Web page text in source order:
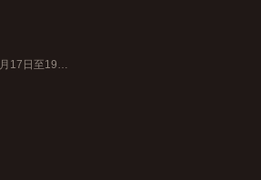
誠遨您蒞臨皇室美鑽展一起探索最新鑽飾的閃爍魅力，歡迎蒞臨會場鑒試戴！ 日期：2018年8月17日至19日 時間： 上午11時半至下午9時 地點：尖沙咀美麗華廣場地下大堂 電話：21170852